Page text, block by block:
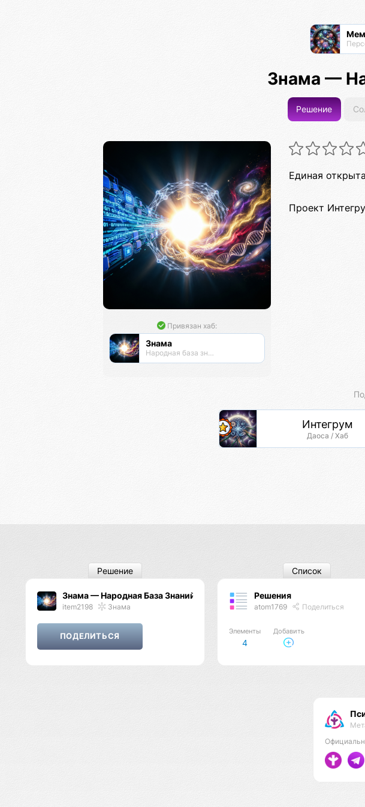
Знама —
Решение
Привязан хаб:
Знама
Единая
Проект
Интегрум
Даоса / Хаб
Знама — Народная База Знаний
item2198 Знама
Решение
Решения
atom1769 Поделиться
Элементы
4
Добавить
Список